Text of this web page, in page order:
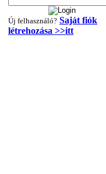
Új felhasználó? Saját fiók
létrehozása >>itt